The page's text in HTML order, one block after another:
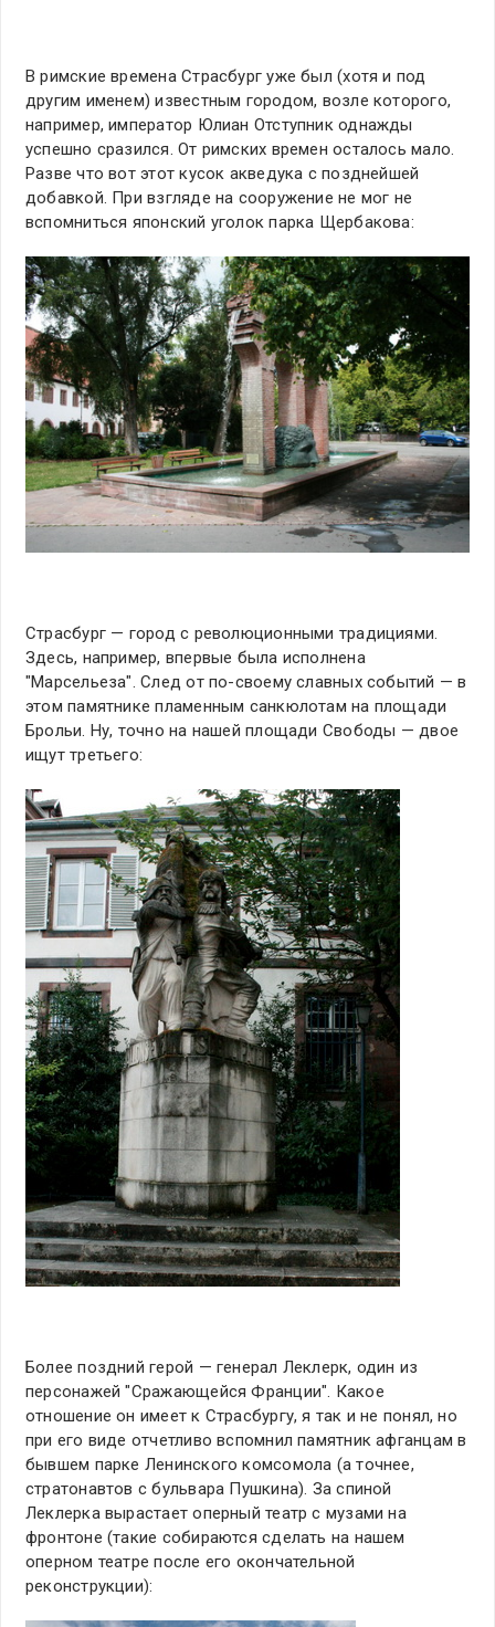
В римские времена Страсбург уже был (хотя и под
другим именем) известным городом, возле которого,
например, император Юлиан Отступник однажды
успешно сразился. От римских времен осталось мало.
Разве что вот этот кусок акведука с позднейшей
добавкой. При взгляде на сооружение не мог не
вспомниться японский уголок парка Щербакова:
Страсбург — город с революционными традициями.
Здесь, например, впервые была исполнена
"Марсельеза". След от по-своему славных событий — в
этом памятнике пламенным санкюлотам на площади
Брольи. Ну, точно на нашей площади Свободы — двое
ищут третьего:
Более поздний герой — генерал Леклерк, один из
персонажей "Сражающейся Франции". Какое
отношение он имеет к Страсбургу, я так и не понял, но
при его виде отчетливо вспомнил памятник афганцам в
бывшем парке Ленинского комсомола (а точнее,
стратонавтов с бульвара Пушкина). За спиной
Леклерка вырастает оперный театр с музами на
фронтоне (такие собираются сделать на нашем
оперном театре после его окончательной
реконструкции):